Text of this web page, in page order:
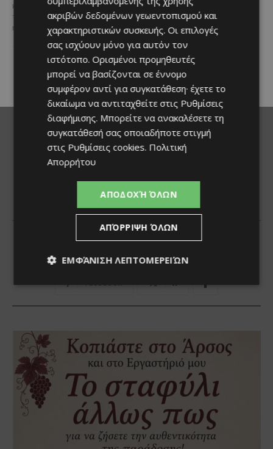
και δεν αποχωρίζεσαι ποτέ τον
τετράποδο φίλο σου, τότε αυτή
η εμπειρία...
καλοκαιρινή διάθεση
Μία από τις πιο γευστικές
εκδηλώσεις του καλοκαιριού
επιστρέφει στα Λεύκαρα,
προσκαλώντας μικρούς και
μεγάλους να απολαύσουν
μοναδικές...
ακριβών δεδομένων γεωεντοπισμού και
χαρακτηριστικών συσκευής. Οι επιλογές
σας ισχύουν μόνο για αυτόν τον
ιστότοπο. Ορισμένοι προμηθευτές
μπορεί να βασίζονται σε έννομο
συμφέρον αντί για συγκατάθεση· έχετε το
δικαίωμα να αντιταχθείτε στις Ρυθμίσεις
διαφήμισης. Μπορείτε να ανακαλέσετε τη
συγκατάθεσή σας οποιαδήποτε στιγμή
στις Ρυθμίσεις cookies. Πολιτική
Απορρήτου
ΑΠΟΔΟΧΉ ΌΛΩΝ
ΑΠΌΡΡΙΨΗ ΌΛΩΝ
ΕΜΦΆΝΙΣΗ ΛΕΠΤΟΜΕΡΕΙΏΝ